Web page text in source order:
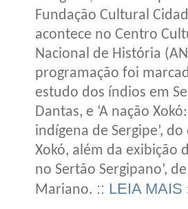
Fundação Cultural
acontece no Centro
Nacional de História
programação foi
estudo dos índios em
Dantas, e ‘A nação
indígena de Sergipe’,
Xokó, além da exibição
no Sertão Sergipano’,
Mariano. :: LEIA MAIS